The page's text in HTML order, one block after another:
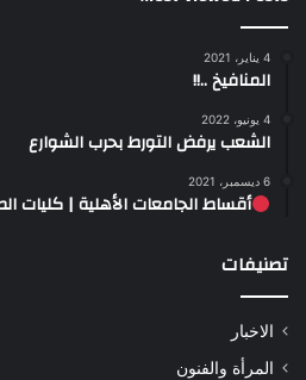
4 يناير، 2021
المنافيخ ..!!
4 يونيو، 2022
الشعب يرفض التورط بحرب الشوارع
6 ديسمبر، 2021
أقساط الجامعات الأهلية | كليات
تصنيفات
الاخبار
المرأة والفنون